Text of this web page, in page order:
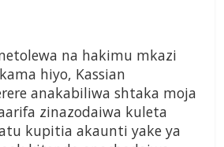
na hakimu mkazi
hiyo, Kassian
anakabiliwa shtaka moja
zinazodaiwa kuleta
kupitia akaunti yake ya